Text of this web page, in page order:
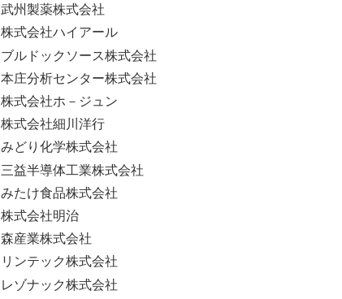
武州製薬株式会社
株式会社ハイアール
ブルドックソース株式会社
本庄分析センター株式会社
株式会社ホ－ジュン
株式会社細川洋行
みどり化学株式会社
三益半導体工業株式会社
みたけ食品株式会社
株式会社明治
森産業株式会社
リンテック株式会社
レゾナック株式会社